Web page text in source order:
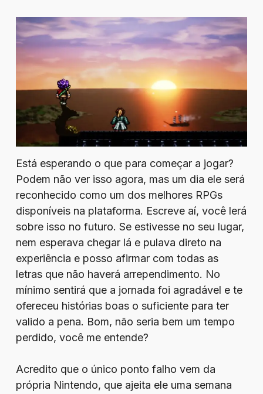
Está esperando o que para começar a jogar?
Podem não ver isso agora, mas um dia ele será
reconhecido como um dos melhores RPGs
disponíveis na plataforma. Escreve aí, você lerá
sobre isso no futuro. Se estivesse no seu lugar,
nem esperava chegar lá e pulava direto na
experiência e posso afirmar com todas as
letras que não haverá arrependimento. No
mínimo sentirá que a jornada foi agradável e te
ofereceu histórias boas o suficiente para ter
valido a pena. Bom, não seria bem um tempo
perdido, você me entende?
Acredito que o único ponto falho vem da
própria Nintendo, que ajeita ele uma semana